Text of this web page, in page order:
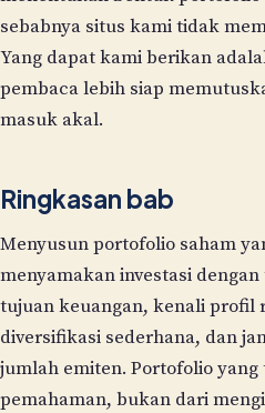
sebabnya situs kami tidak
Yang dapat kami berikan
pembaca lebih siap
masuk akal.
Ringkasan bab
Menyusun portofolio saham
menyamakan investasi
tujuan keuangan, kenali profil
diversifikasi sederhana, dan
jumlah emiten. Portofolio
pemahaman, bukan dari